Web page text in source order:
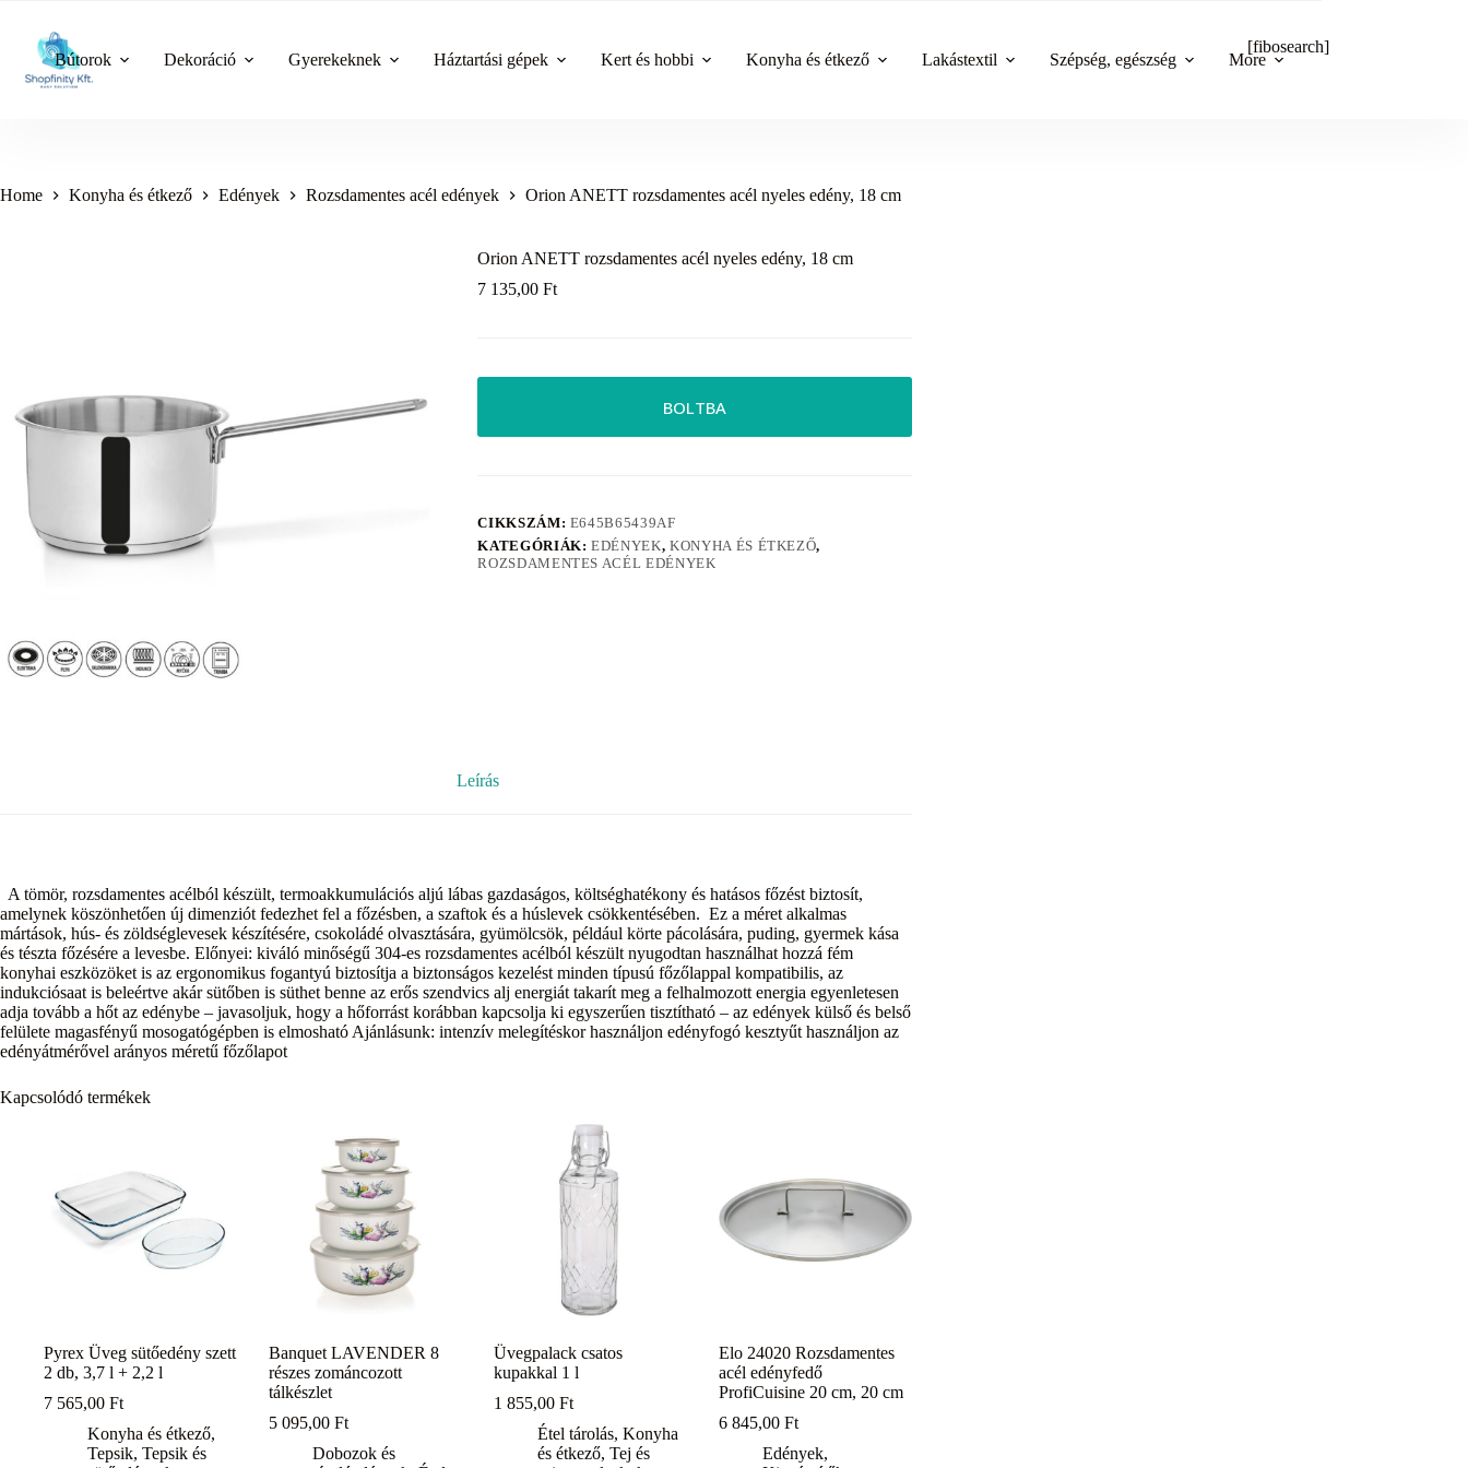
content
Bútorok Dekoráció Gyerekeknek Háztartási gépek Kert és hobbi Konyha és étkező Lakástextil Szépség, egészség More
[fibosearch]
Home Konyha és étkező Edények Rozsdamentes acél edények Orion ANETT rozsdamentes acél nyeles edény, 18 cm
Orion ANETT rozsdamentes acél nyeles edény, 18 cm
7 135,00Ft
BOLTBA
CIKKSZÁM: E645B65439AF
KATEGÓRIÁK:EDÉNYEK, KONYHA ÉS ÉTKEZŐ,
ROZSDAMENTES ACÉL EDÉNYEK
Leírás
A tömör, rozsdamentes acélból készült, termoakkumulációs aljú lábas gazdaságos, költséghatékony és hatásos főzést biztosít,
amelynek köszönhetően új dimenziót fedezhet fel a főzésben, a szaftok és a húslevek csökkentésében. Ez a méret alkalmas
mártások, hús- és zöldséglevesek készítésére, csokoládé olvasztására, gyümölcsök, például körte pácolására, puding, gyermek kása
és tészta főzésére a levesbe. Előnyei: kiváló minőségű 304-es rozsdamentes acélból készült nyugodtan használhat hozzá fém
konyhai eszközöket is az ergonomikus fogantyú biztosítja a biztonságos kezelést minden típusú főzőlappal kompatibilis, az
indukciósaat is beleértve akár sütőben is süthet benne az erős szendvics alj energiát takarít meg a felhalmozott energia egyenletesen
adja tovább a hőt az edénybe – javasoljuk, hogy a hőforrást korábban kapcsolja ki egyszerűen tisztítható – az edények külső és belső
felülete magasfényű mosogatógépben is elmosható Ajánlásunk: intenzív melegítéskor használjon edényfogó kesztyűt használjon az
edényátmérővel arányos méretű főzőlapot
Kapcsolódó termékek
Pyrex Üveg sütőedény szett
2 db, 3,7 l + 2,2 l
7 565,00 Ft
Konyha és étkező,
Tepsik, Tepsik és
Banquet LAVENDER 8
részes zománcozott
tálkészlet
5 095,00Ft
Dobozok és
Üvegpalack csatos
kupakkal 1 l
1 855,00Ft
Étel tárolás,Konyha
és étkező,Tej és
Elo 24020 Rozsdamentes
acél edényfedő
ProfiCuisine 20 cm, 20 cm
6 845,00Ft
Edények,